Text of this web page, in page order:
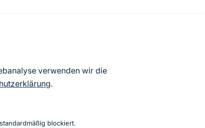
verwenden wir die
.
blockiert.
Deutschlands (Stand:
freigegebenen